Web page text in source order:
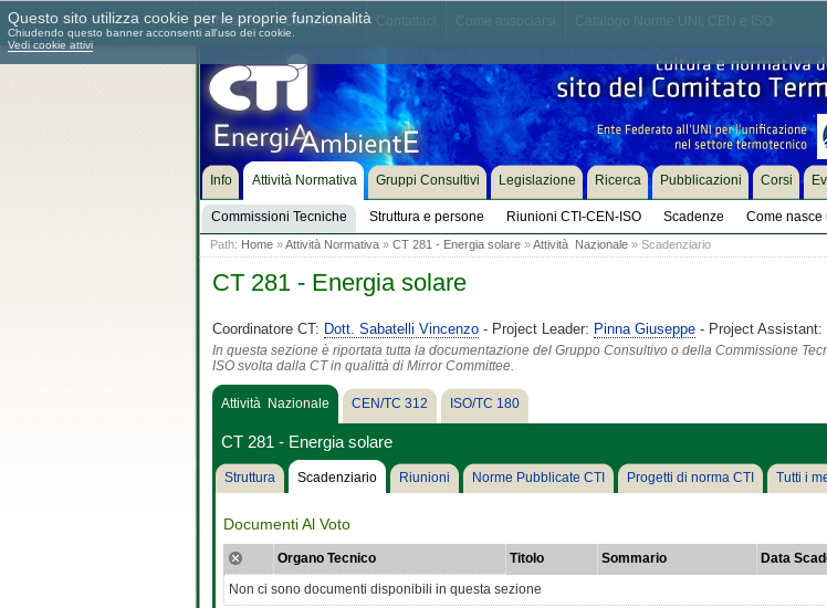
Chi siamo Dove siamo
Info Attività Normativa
Commissioni Tecniche Struttura e persone Riunioni CTI-CEN-ISO Scadenze Come nasce
Gruppi Consultivi Legislazione Ricerca Pubblicazioni Corsi
Path: Home»Attività Normativa» CT 281 - Energia solare»Attività Nazionale» Scadenziario
CT 281 - Energia solare
Coordinatore CT: Dott. Sabatelli Vincenzo- Project Leader: Pinna Giuseppe- Project Assistant:
In questa sezione è riportata tutta la documentazione del Gruppo Consultivo o della Commissione
ISO svolta dalla CT in qualittà di Mirror Committee.
Attività Nazionale CEN/TC 312 ISO/TC 180
CT 281 - Energia solare
Struttura Scadenziario Riunioni Norme Pubblicate CTI Progetti di norma CTI Tutti i
Documenti Al Voto
Organo Tecnico Titolo Sommario Data
Non ci sono documenti disponibili in questa sezione
Questo sito utilizza cookie per le proprie funzionalità
Chiudendo questo banner acconsenti all'uso dei cookie.
Vedi cookie attivi